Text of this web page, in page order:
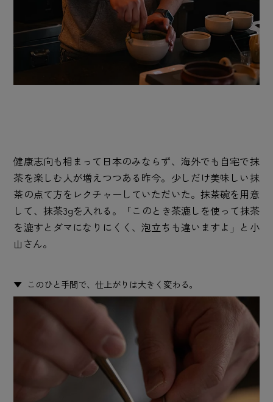
健康志向も相まって日本のみならず、海外でも自宅で抹
茶を楽しむ人が増えつつある昨今。少しだけ美味しい抹
茶の点て方をレクチャーしていただいた。抹茶碗を用意
して、抹茶3gを入れる。「このとき茶漉しを使って抹茶
を漉すとダマになりにくく、泡立ちも違いますよ」と小
山さん。
このひと手間で、仕上がりは大きく変わる。